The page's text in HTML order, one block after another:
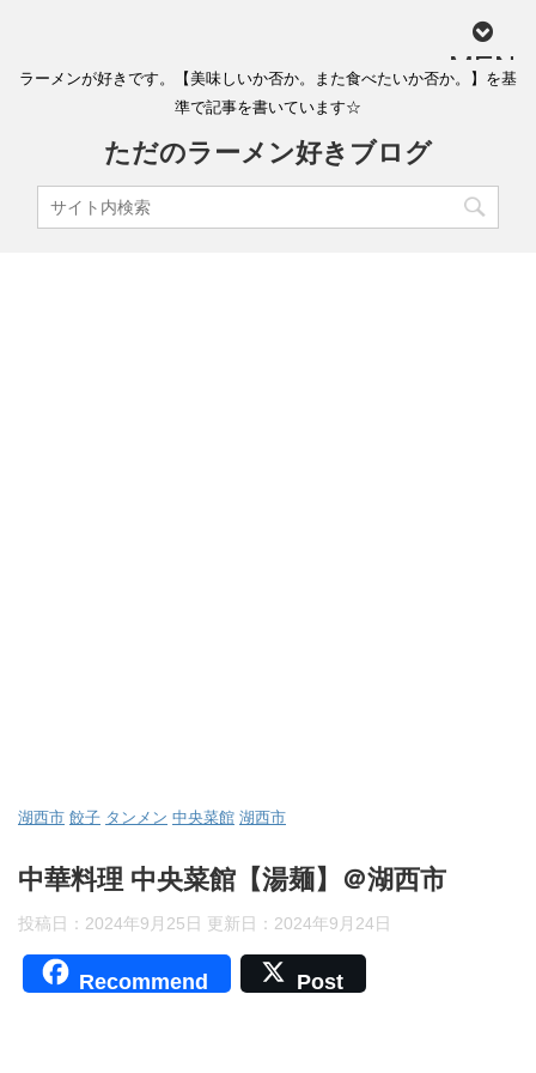
MEN
ラーメンが好きです。【美味しいか否か。また食べたいか否か。】を基
準で記事を書いています☆
ただのラーメン好きブログ
湖西市 餃子 タンメン 中央菜館 湖西市
中華料理 中央菜館【湯麺】＠湖西市
投稿日：2024年9月25日 更新日： 2024年9月24日
Recommend Post